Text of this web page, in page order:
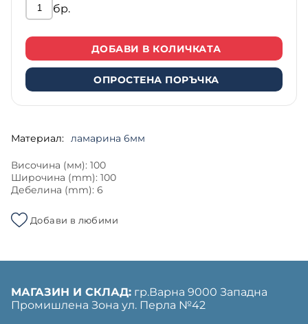
бр.
ДОБАВИ В КОЛИЧКАТА
ОПРОСТЕНА ПОРЪЧКА
Материал: ламарина 6мм
Височина (мм): 100
Широчина (mm): 100
Дебелина (mm): 6
Добави в любими
МАГАЗИН И СКЛАД: гр.Варна 9000 Западна
Промишлена Зона ул. Перла №42